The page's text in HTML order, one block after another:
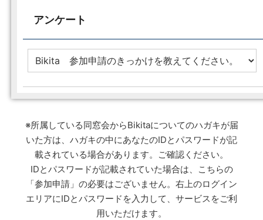
アンケート
※所属している同窓会からBikitaについてのハガキが届
いた方は、ハガキの中にあなたのIDとパスワードが記
載されている場合があります。ご確認ください。
IDとパスワードが記載されていた場合は、こちらの
「参加申請」の必要はございません。右上のログイン
エリアにIDとパスワードを入力して、サービスをご利
用いただけます。